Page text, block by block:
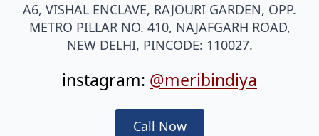
A6, VISHAL ENCLAVE, RAJOURI GARDEN, OPP.
METRO PILLAR NO. 410, NAJAFGARH ROAD,
NEW DELHI, PINCODE: 110027.
instagram: @meribindiya
Call Now